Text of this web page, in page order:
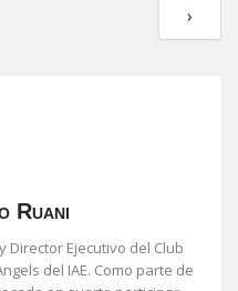
›
Ruani
Director Ejecutivo del Club
del IAE. Como parte de